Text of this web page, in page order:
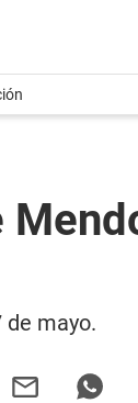
mayo.